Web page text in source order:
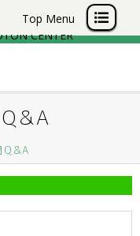
Top Menu
ンター
CENTER
＆A
Q＆A